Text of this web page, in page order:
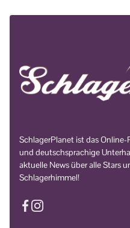
SchlagerPlanet ist das
und deutschsprachige
aktuelle News über alle Stars
Schlagerhimmel!